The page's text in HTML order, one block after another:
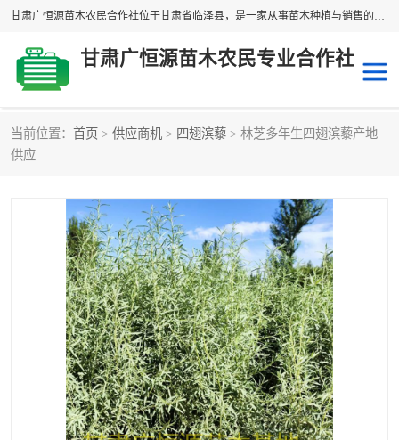
甘肃广恒源苗木农民合作社位于甘肃省临泽县，是一家从事苗木种植与销售的农民合作组织，合作社拥有苗木基地1500多亩，种植苗木品种40多个，年产各类苗木2000多万株。主营：白刺苗、红柳苗、梭梭苗等，我们以“种植一流的苗子，诚信经营”的经营理念，竭诚为每一位客户做优质的服务，欢迎来电咨询！
甘肃广恒源苗木农民专业合作社
当前位置： 首页 > 供应商机 > 四翅滨藜 > 林芝多年生四翅滨藜产地
供应新疆杨
圆冠榆 柠条
白刺苗
沙枣树 红柳苗
沙棘苗 柽柳苗
砂生槐 四翅滨藜